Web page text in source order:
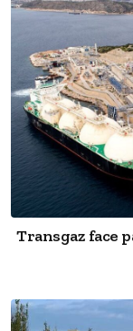
Transgaz face